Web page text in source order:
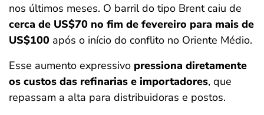
nos últimos meses. O barril do tipo Brent caiu de
cerca de US$70 no fim de fevereiro para mais de
US$100 após o início do conflito no Oriente Médio.
Esse aumento expressivo pressiona diretamente
os custos das refinarias e importadores, que
repassam a alta para distribuidoras e postos.